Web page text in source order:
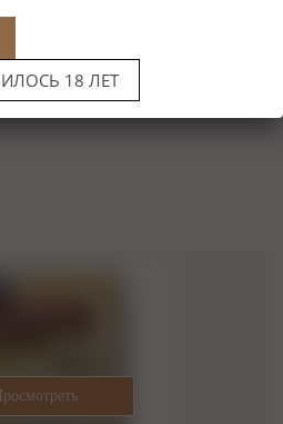
Vanilla
наличии
18 ЛЕТ